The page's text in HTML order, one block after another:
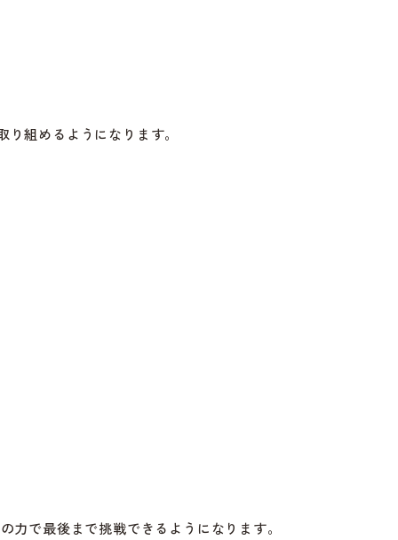
組めるようになります。
力で最後まで挑戦できるようになります。